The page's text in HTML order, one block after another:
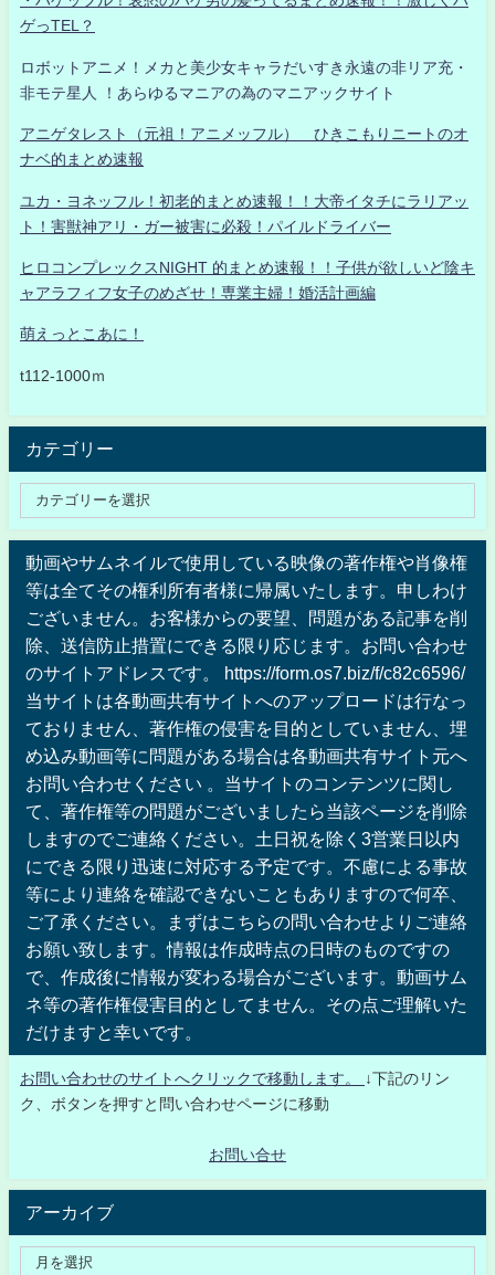
ゲっTEL？
ロボットアニメ！メカと美少女キャラだいすき永遠の非リア充・
非モテ星人 ！あらゆるマニアの為のマニアックサイト
アニゲタレスト（元祖！アニメッフル） ひきこもりニートのオ
ナベ的まとめ速報
ユカ・ヨネッフル！初老的まとめ速報！！大帝イタチにラリアッ
ト！害獣神アリ・ガー被害に必殺！パイルドライバー
ヒロコンプレックスNIGHT 的まとめ速報！！子供が欲しいど陰キ
ャアラフィフ女子のめざせ！専業主婦！婚活計画編
萌えっとこあに！
t112-1000ｍ
カテゴリー
動画やサムネイルで使用している映像の著作権や肖像権
等は全てその権利所有者様に帰属いたします。申しわけ
ございません。お客様からの要望、問題がある記事を削
除、送信防止措置にできる限り応じます。お問い合わせ
のサイトアドレスです。 https://form.os7.biz/f/c82c6596/
当サイトは各動画共有サイトへのアップロードは行なっ
ておりません、著作権の侵害を目的としていません、埋
め込み動画等に問題がある場合は各動画共有サイト元へ
お問い合わせください 。当サイトのコンテンツに関し
て、著作権等の問題がございましたら当該ページを削除
しますのでご連絡ください。土日祝を除く3営業日以内
にできる限り迅速に対応する予定です。不慮による事故
等により連絡を確認できないこともありますので何卒、
ご了承ください。まずはこちらの問い合わせよりご連絡
お願い致します。情報は作成時点の日時のものですの
で、作成後に情報が変わる場合がございます。動画サム
ネ等の著作権侵害目的としてません。その点ご理解いた
だけますと幸いです。
お問い合わせのサイトへクリックで移動します。
↓下記のリン
ク、ボタンを押すと問い合わせページに移動
お問い合せ
アーカイブ